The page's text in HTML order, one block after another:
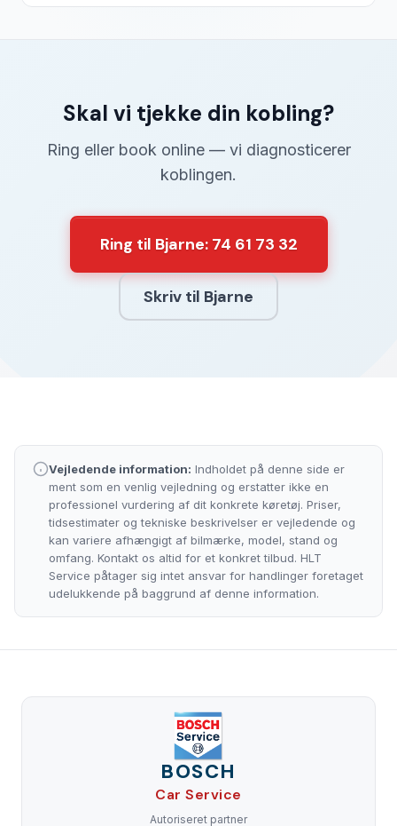
Skal vi tjekke din kobling?
Ring eller book online — vi diagnosticerer
koblingen.
Ring til Bjarne: 74 61 73 32
Skriv til Bjarne
Vejledende information: Indholdet på denne side er
ment som en venlig vejledning og erstatter ikke en
professionel vurdering af dit konkrete køretøj. Priser,
tidsestimater og tekniske beskrivelser er vejledende og
kan variere afhængigt af bilmærke, model, stand og
omfang. Kontakt os altid for et konkret tilbud. HLT
Service påtager sig intet ansvar for handlinger foretaget
udelukkende på baggrund af denne information.
BOSCH
Car Service
Autoriseret partner